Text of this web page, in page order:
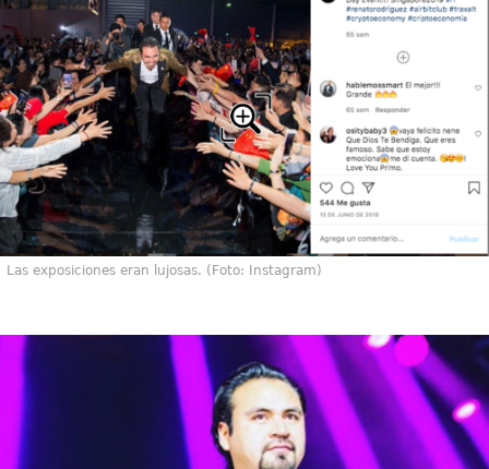
Las exposiciones eran lujosas. (Foto: Instagram)